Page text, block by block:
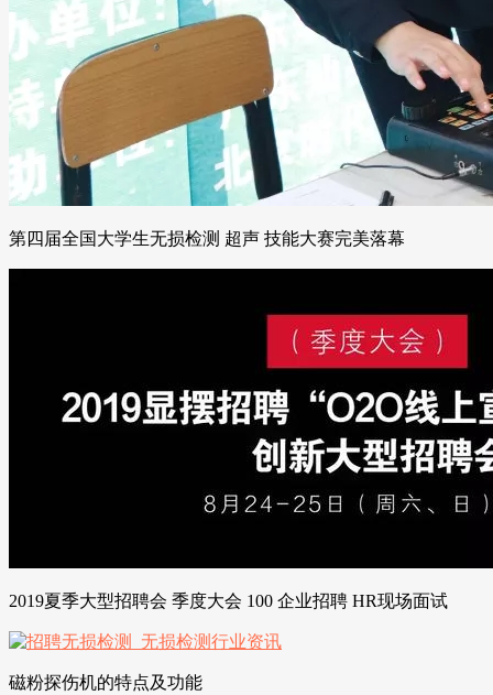
第四届全国大学生无损检测 超声 技能大赛完美落幕
2019夏季大型招聘会 季度大会 100 企业招聘 HR现场面试
磁粉探伤机的特点及功能